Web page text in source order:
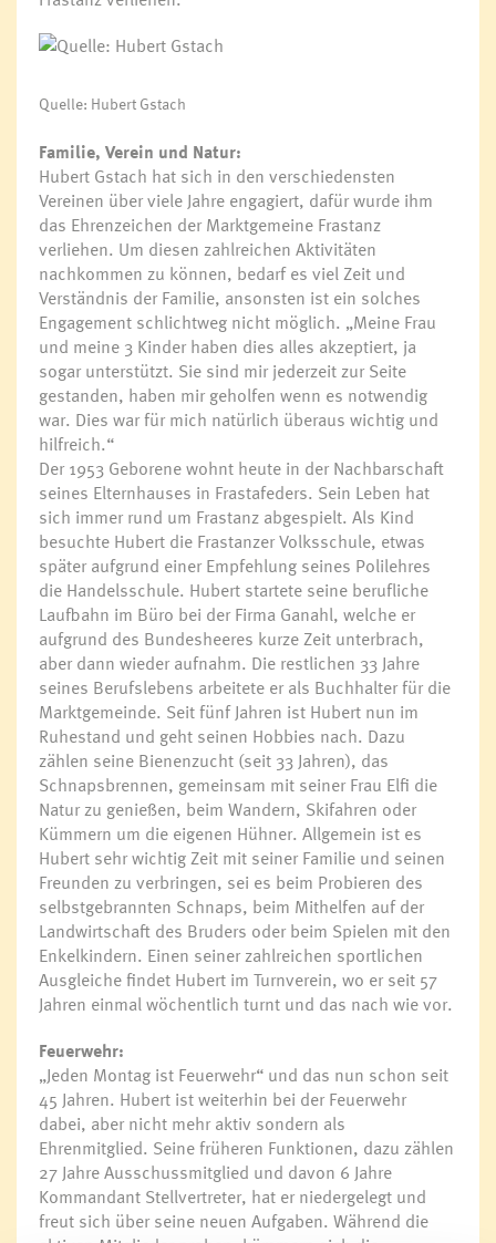
Quelle: Hubert Gstach
Familie, Verein und Natur:
Hubert Gstach hat sich in den verschiedensten
Vereinen über viele Jahre engagiert, dafür wurde ihm
das Ehrenzeichen der Marktgemeine Frastanz
verliehen. Um diesen zahlreichen Aktivitäten
nachkommen zu können, bedarf es viel Zeit und
Verständnis der Familie, ansonsten ist ein solches
Engagement schlichtweg nicht möglich. „Meine Frau
und meine 3 Kinder haben dies alles akzeptiert, ja
sogar unterstützt. Sie sind mir jederzeit zur Seite
gestanden, haben mir geholfen wenn es notwendig
war. Dies war für mich natürlich überaus wichtig und
hilfreich.“
Der 1953 Geborene wohnt heute in der Nachbarschaft
seines Elternhauses in Frastafeders. Sein Leben hat
sich immer rund um Frastanz abgespielt. Als Kind
besuchte Hubert die Frastanzer Volksschule, etwas
später aufgrund einer Empfehlung seines Polilehres
die Handelsschule. Hubert startete seine berufliche
Laufbahn im Büro bei der Firma Ganahl, welche er
aufgrund des Bundesheeres kurze Zeit unterbrach,
aber dann wieder aufnahm. Die restlichen 33 Jahre
seines Berufslebens arbeitete er als Buchhalter für die
Marktgemeinde. Seit fünf Jahren ist Hubert nun im
Ruhestand und geht seinen Hobbies nach. Dazu
zählen seine Bienenzucht (seit 33 Jahren), das
Schnapsbrennen, gemeinsam mit seiner Frau Elfi die
Natur zu genießen, beim Wandern, Skifahren oder
Kümmern um die eigenen Hühner. Allgemein ist es
Hubert sehr wichtig Zeit mit seiner Familie und seinen
Freunden zu verbringen, sei es beim Probieren des
selbstgebrannten Schnaps, beim Mithelfen auf der
Landwirtschaft des Bruders oder beim Spielen mit den
Enkelkindern. Einen seiner zahlreichen sportlichen
Ausgleiche findet Hubert im Turnverein, wo er seit 57
Jahren einmal wöchentlich turnt und das nach wie vor.
Feuerwehr:
„Jeden Montag ist Feuerwehr“ und das nun schon seit
45 Jahren. Hubert ist weiterhin bei der Feuerwehr
dabei, aber nicht mehr aktiv sondern als
Ehrenmitglied. Seine früheren Funktionen, dazu zählen
27 Jahre Ausschussmitglied und davon 6 Jahre
Kommandant Stellvertreter, hat er niedergelegt und
freut sich über seine neuen Aufgaben. Während die